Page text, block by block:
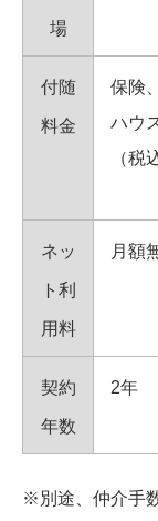
場
付随
料金
保険
ハウ
（税
ネッ
ト利
用料
月額
契約
年数
2年
※別途、仲介手